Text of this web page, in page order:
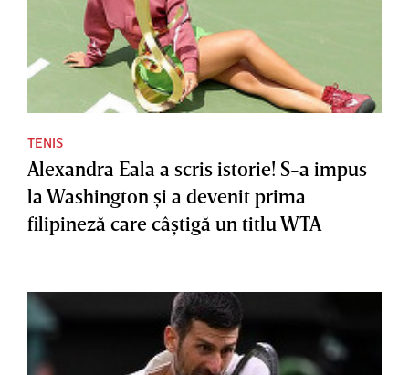
TENIS
Alexandra Eala a scris istorie! S-a impus
la Washington şi a devenit prima
filipineză care câştigă un titlu WTA